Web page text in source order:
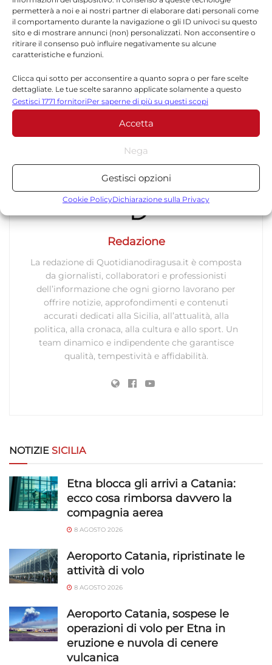
permetterà a noi e ai nostri partner di elaborare dati personali come
il comportamento durante la navigazione o gli ID univoci su questo
sito e di mostrare annunci (non) personalizzati. Non acconsentire o
ritirare il consenso può influire negativamente su alcune
caratteristiche e funzioni.
Clicca qui sotto per acconsentire a quanto sopra o per fare scelte
dettagliate. Le tue scelte saranno applicate solamente a questo
sito. È possibile modificare le impostazioni in qualsiasi momento,
compreso il ritiro del consenso, utilizzando i pulsanti della Cookie
Policy o cliccando sul pulsante di gestione del consenso nella parte
inferiore dello schermo.
Statistiche
Archiviare informazioni su dispositivo e/o accedervi, Misurare le
prestazioni degli annunci, Misurare le prestazioni dei contenuti,
combinazione di dati provenienti da fonti diverse.
Archiviare informazioni su dispositivo e/o accedervi, Utilizzare
dati limitati per la selezione della pubblicità, Creare profili per la
pubblicità personalizzata, Utilizzare profili per la selezione di
pubblicità personalizzata, Creare profili per la personalizzazione
dei contenuti, Utilizzare profili per la selezione di contenuti
personalizzati, Sviluppare e migliorare i servizi, Utilizzare dati
limitati per la selezione dei contenuti.
trasmesse automaticamente.
Utilizzare dati di geolocalizzazione precisi,
Riconoscere i dispositivi in base a informazioni
richieste attivamente.
Garantire la sicurezza, prevenire e
rilevare frodi, correggere errori, Erogare
e presentare pubblicità e contenuto,
Salvare e comunicare le scelte sulla
Gestisci 1771 fornitoriPer saperne di più su questi scopi
Accetta
Nega
Gestisci opzioni
Cookie PolicyDichiarazione sulla Privacy
pratiche del provvedimento e i prossimi
passaggi per la gestione finanziaria del
Comune.
Redazione
La redazione di Quotidianodiragusa.it è composta
da giornalisti, collaboratori e professionisti
dell’informazione che ogni giorno lavorano per
offrire notizie, approfondimenti e contenuti
accurati dedicati alla Sicilia, all’attualità, alla
politica, alla cronaca, alla cultura e allo sport. Un
team dinamico e indipendente che garantisce
qualità, tempestività e affidabilità.
NOTIZIE SICILIA
Etna blocca gli arrivi a Catania:
ecco cosa rimborsa davvero la
compagnia aerea
8 AGOSTO 2026
Aeroporto Catania, ripristinate le
attività di volo
8 AGOSTO 2026
Aeroporto Catania, sospese le
operazioni di volo per Etna in
eruzione e nuvola di cenere
vulcanica